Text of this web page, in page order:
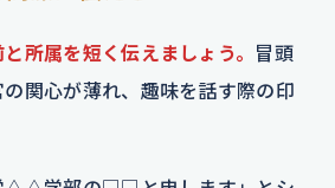
所属を短く伝えましょう。 冒頭
関心が薄れ、趣味を話す際の印